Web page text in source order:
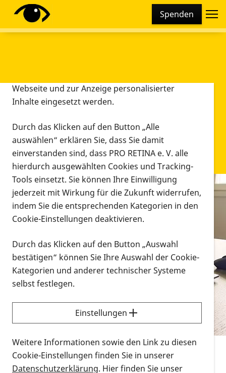
Spenden
Infomaterial
Infomaterial
Vorlesen
Alle Infomaterialien in verschiedenen
Formaten an einem Ort
Sie möchten wissen, wie Sie nach Infonmaterial
suchen und dieses bestellen bzw. herunterladen
können? Schauen Sie sich dieErklärvideos zum
Thema Infomaterial auf der PRO RETINA-Website
für blinde und sehbehinderte Menschen an.
Diese Webseite setzt verschiedene Cookies und
Tracking-Tools ein. Dies beinhaltet Cookies und
Webseite und zur Anzeige personalisierter
Inhalte eingesetzt werden.
Durch das Klicken auf den Button „Alle
auswählen“ erklären Sie, dass Sie damit
einverstanden sind, dass PRO RETINA e. V. alle
hierdurch ausgewählten Cookies und Tracking-
Tools einsetzt. Sie können Ihre Einwilligung
jederzeit mit Wirkung für die Zukunft widerrufen,
indem Sie die entsprechenden Kategorien in den
Cookie-Einstellungen deaktivieren.
Durch das Klicken auf den Button „Auswahl
bestätigen“ können Sie Ihre Auswahl der Cookie-
Kategorien und anderer technischer Systeme
selbst festlegen.
Einstellungen
Weitere Informationen sowie den Link zu diesen
Cookie-Einstellungen finden Sie in unserer
Datenschutzerklärung. Hier finden Sie unser